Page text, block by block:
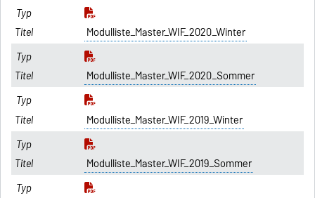
Modulliste_Master_WIF_2020_Winter
Modulliste_Master_WIF_2020_Sommer
Modulliste_Master_WIF_2019_Winter
Modulliste_Master_WIF_2019_Sommer